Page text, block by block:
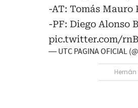
-AT: Tomás Mauro
-PF: Diego Alonso
pic.twitter.com/
— UTC PAGINA OFICIAL